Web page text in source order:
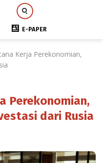
E-PAPER
Kerja Perekonomian,
Perekonomian,
dari Rusia